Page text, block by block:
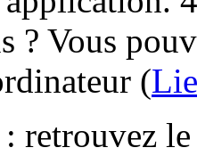
? Vous
(
: retrouvez